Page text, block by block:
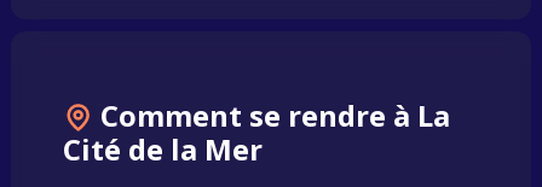
Comment se rendre à La
Cité de la Mer